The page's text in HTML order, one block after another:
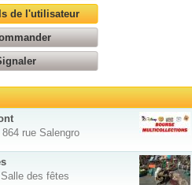
de l'utilisateur
rue Salengro
des fêtes